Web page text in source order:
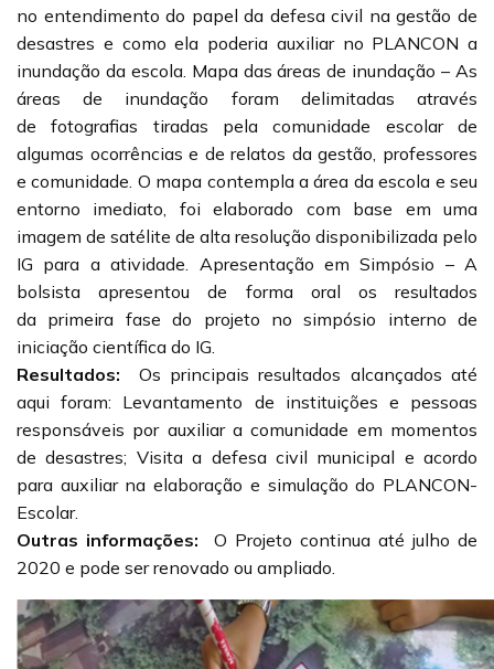
no entendimento do papel da defesa civil na gestão de
desastres e como ela poderia auxiliar no PLANCON a
inundação da escola. Mapa das áreas de inundação – As
áreas de inundação foram delimitadas através
de fotografias tiradas pela comunidade escolar de
algumas ocorrências e de relatos da gestão, professores
e comunidade. O mapa contempla a área da escola e seu
entorno imediato, foi elaborado com base em uma
imagem de satélite de alta resolução disponibilizada pelo
IG para a atividade. Apresentação em Simpósio – A
bolsista apresentou de forma oral os resultados
da primeira fase do projeto no simpósio interno de
iniciação científica do IG.
Resultados:
Os principais resultados alcançados até
aqui foram: Levantamento de instituições e pessoas
responsáveis por auxiliar a comunidade em momentos
de desastres; Visita a defesa civil municipal e acordo
para auxiliar na elaboração e simulação do PLANCON-
Escolar.
Outras informações:
O Projeto continua até julho de
2020 e pode ser renovado ou ampliado.